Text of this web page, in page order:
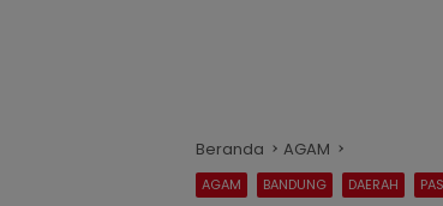
Beranda AGAM
AGAM BANDUNG DAERAH